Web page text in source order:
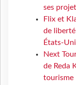
ses
Flix et
de
États-
Next
de Reda
tourisme